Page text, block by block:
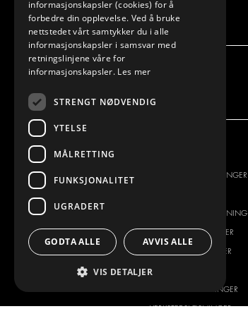
INNREDNINGSLØSNINGER
GULV- OG VEGGKLEDNING
ELEKTRISKE LØSNINGER
SIKKERHETSPRODUKTER
TILBEHØR
CONTAINERLØSNINGER
VERKSTEDSLØSNINGER
informasjonskapsler (cookies) for å
forbedre din opplevelse. Ved å bruke
nettstedet vårt samtykker du i alle
informasjonskapsler i samsvar med
retningslinjene våre for
informasjonskapsler. Les mer
STRENGT NØDVENDIG
YTELSE
MÅLRETTING
FUNKSJONALITET
UGRADERT
GODTA ALLE AVVIS ALLE
VIS DETALJER